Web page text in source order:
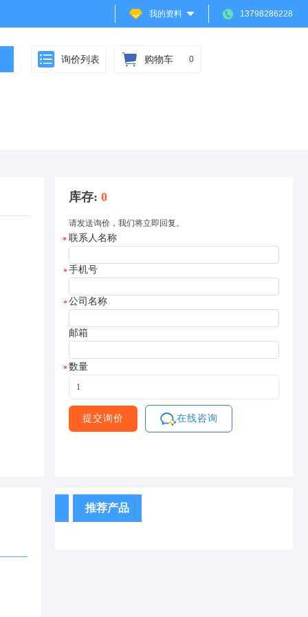
我的资料 13798286228
询价列表 购物车 0
库存: 0
请发送询价，我们将立即回复。
* 联系人名称
*手机号
*公司名称
邮箱
*数量
提交询价 在线咨询
推荐产品